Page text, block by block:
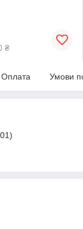
₴
Оплата Умови